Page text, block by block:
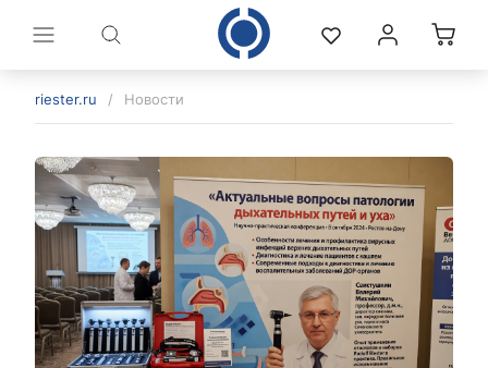
riester.ru / Новости